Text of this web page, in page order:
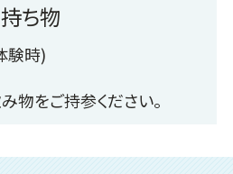
持ち物
装(体験時)
物をご持参ください。